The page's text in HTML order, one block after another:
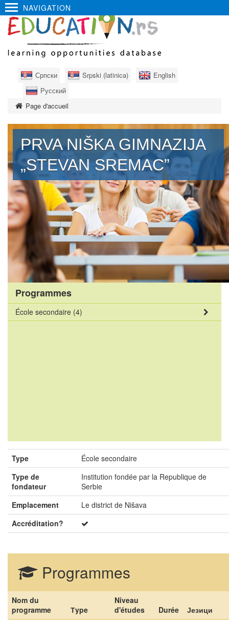
NAVIGATION
Српски Srpski (latinica)
English
Русский
Page d'accueil
PRVA NIŠKA GIMNAZIJA
„STEVAN SREMAC”
Programmes
École secondaire (4)
Type
École secondaire
Type de
fondateur
Institution fondée par la Republique de
Serbie
Emplacement
Le district de Nišava
Accréditation?
Programmes
Nom du
programme
Тype
Niveau
d'études
Durée
Језици